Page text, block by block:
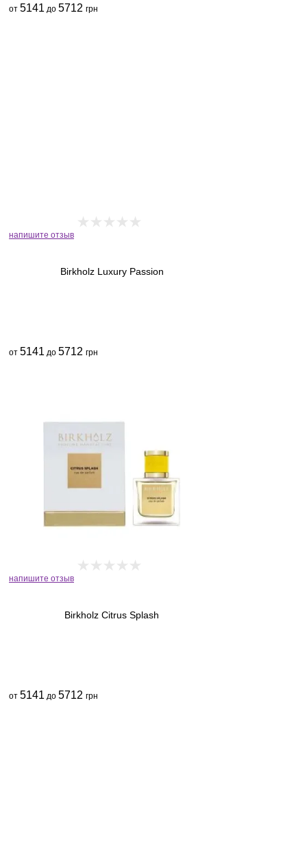
от 5141 до 5712 грн
напишите отзыв
Birkholz Luxury Passion
от 5141 до 5712 грн
напишите отзыв
Birkholz Citrus Splash
от 5141 до 5712 грн